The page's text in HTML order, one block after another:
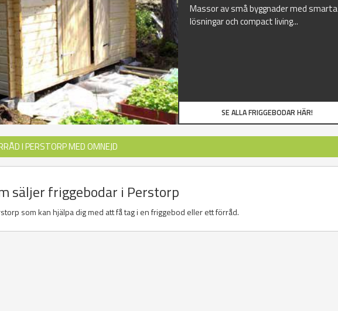
Massor av små byggnader med smarta
lösningar och compact living...
SE ALLA FRIGGEBODAR HÄR!
I PERSTORP MED OMNEJD
säljer friggebodar i Perstorp
som kan hjälpa dig med att få tag i en friggebod eller ett förråd.